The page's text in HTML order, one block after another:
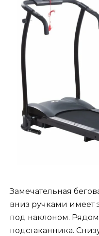
Замечательная
вниз ручками имеет
под наклоном.
подстаканника.